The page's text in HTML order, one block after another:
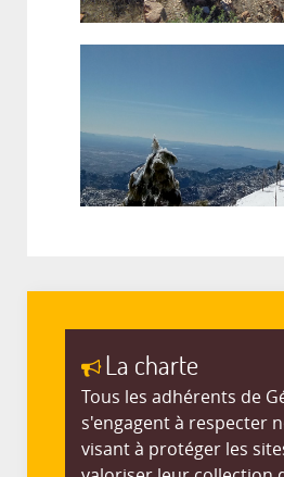
La charte
Tous les adhérents de
s'engagent à respecter
visant à protéger les